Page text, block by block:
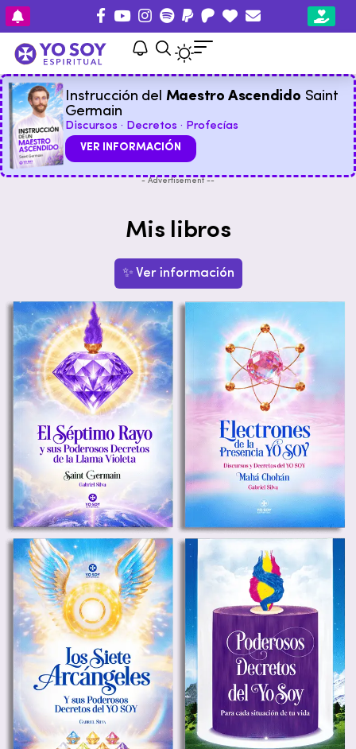
Instrucción del Maestro Ascendido Saint
Germain
Discursos · Decretos · Profecías
VER INFORMACIÓN
- Advertisement --
Mis libros
✨ Ver información